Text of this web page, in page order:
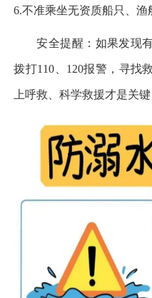
6.不准乘坐无资质船只、渔
安全提醒：如果发现
拨打110、120报警，寻找
上呼救、科学救援才是关